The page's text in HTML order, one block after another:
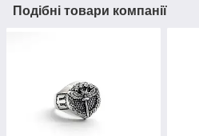
Подібні товари компанії